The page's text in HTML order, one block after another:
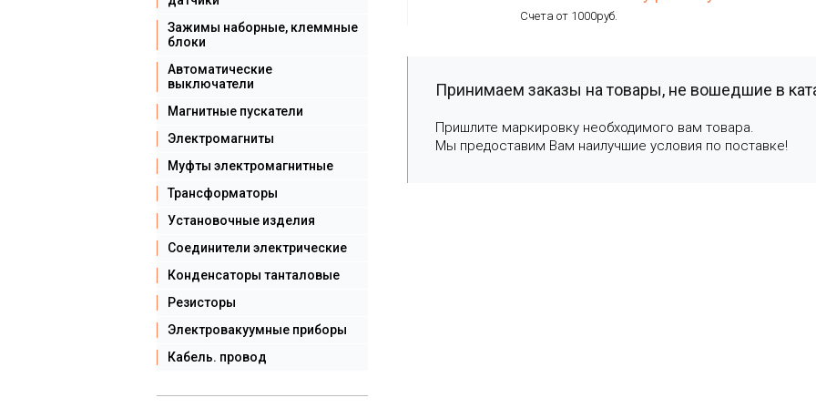
Счета от 1000руб.
Принимаем заказы на товары, не вошедшие в
Пришлите маркировку необходимого вам товара.
Мы предоставим Вам наилучшие условия по поставке!
Зажимы наборные, клеммные
блоки
Автоматические
выключатели
Магнитные пускатели
Электромагниты
Муфты электромагнитные
Трансформаторы
Установочные изделия
Соединители электрические
Конденсаторы танталовые
Резисторы
Электровакуумные приборы
Кабель. провод